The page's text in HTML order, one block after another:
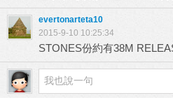
evertonarteta10
2015-9-10 10:25:34
STONES份約有38M